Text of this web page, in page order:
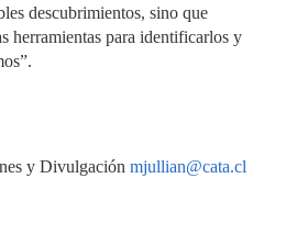
descubrimientos, sino que
herramientas para identificarlos y
y Divulgación mjullian@cata.cl